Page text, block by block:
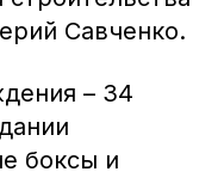
Савченко.
– 34
боксы и